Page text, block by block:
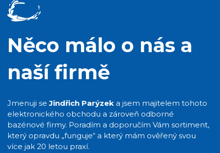
Něco málo o nás a
naší firmě
Jmenuji seJindřich Parýzek a jsem majitelem tohoto
elektronického obchodu a zároveň odborné
bazénové firmy. Poradím a doporučím Vám sortiment,
který opravdu „funguje“ a který mám ověřený svou
více jak 20 letou praxí.